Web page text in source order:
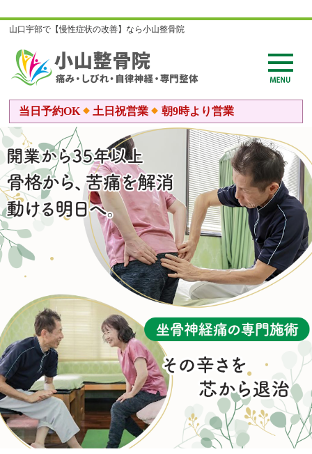
山口宇部で【慢性症状の改善】なら小山整骨院
当日予約OK 土日祝営業 朝9時より営業